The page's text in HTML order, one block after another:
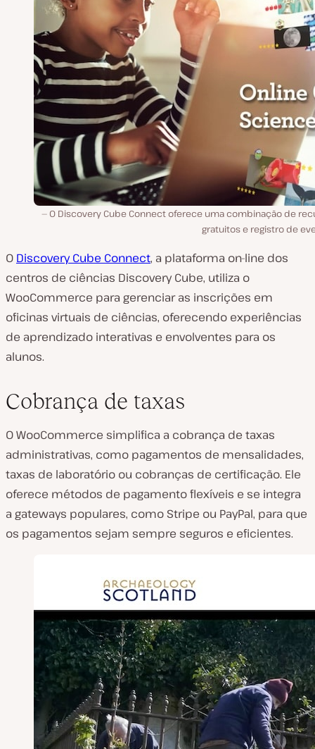
O Discovery Cube Connect oferece uma combinação de
gratuitos e registro de
O Discovery Cube Connect, a plataforma on-line dos
centros de ciências Discovery Cube, utiliza o
WooCommerce para gerenciar as inscrições em
oficinas virtuais de ciências, oferecendo experiências
de aprendizado interativas e envolventes para os
alunos.
Cobrança de taxas
O WooCommerce simplifica a cobrança de taxas
administrativas, como pagamentos de mensalidades,
taxas de laboratório ou cobranças de certificação. Ele
oferece métodos de pagamento flexíveis e se integra
a gateways populares, como Stripe ou PayPal, para que
os pagamentos sejam sempre seguros e eficientes.